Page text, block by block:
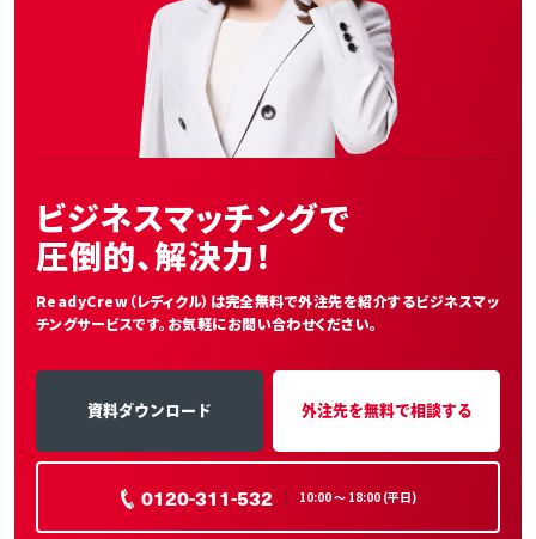
ビジネスマッチングで
圧倒的、解決力！
ReadyCrew（レディクル）は完全無料で外注先を紹介するビジネスマッ
チングサービスです。お気軽にお問い合わせください。
資料ダウンロード 外注先を無料で相談する
0120-311-532 10:00 〜 18:00 (平日)